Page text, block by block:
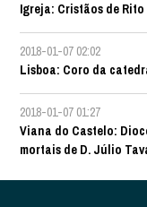
Igreja: Cristãos de
2018-01-07 02:02
Lisboa: Coro da
2018-01-07 01:27
Viana do Castelo:
mortais de D. Júlio